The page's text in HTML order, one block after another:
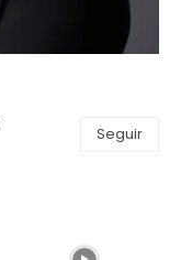
Seguir